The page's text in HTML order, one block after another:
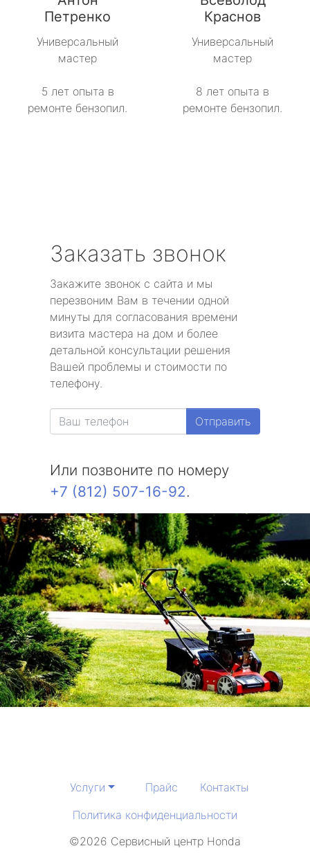
Петренко
Универсальный
мастер
5 лет опыта в
ремонте бензопил.
Краснов
Универсальный
мастер
8 лет опыта в
ремонте бензопил.
Заказать звонок
Закажите звонок с сайта и мы
перезвоним Вам в течении одной
минуты для согласования времени
визита мастера на дом и более
детальной консультации решения
Вашей проблемы и стоимости по
телефону.
Отправить
Или позвоните по номеру
+7 (812) 507-16-92.
Услуги Прайс
Контакты
Политика конфиденциальности
©2026 Сервисный центр Honda